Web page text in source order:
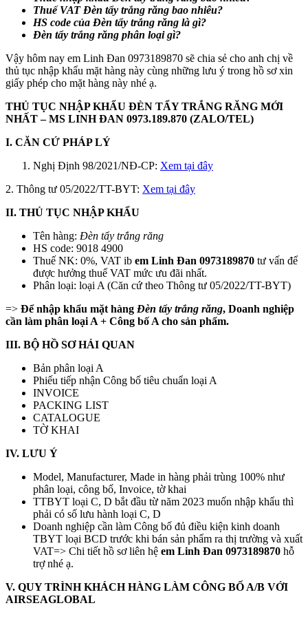
Thuế VAT Đèn tẩy trắng răng bao nhiêu?
HS code của Đèn tẩy trắng răng là gì?
Đèn tẩy trắng răng phân loại gì?
Vậy hôm nay em Linh Đan 0973189870 sẽ chia sẻ cho anh chị về
thủ tục nhập khẩu mặt hàng này cùng những lưu ý trong hồ sơ xin
giấy phép cho mặt hàng này nhé ạ.
THỦ TỤC NHẬP KHẨU ĐÈN TẨY TRẮNG RĂNG MỚI
NHẤT – MS LINH ĐAN 0973.189.870 (ZALO/TEL)
I. CĂN CỨ PHÁP LÝ
Nghị Định 98/2021/NĐ-CP: Xem tại đây
2. Thông tư 05/2022/TT-BYT: Xem tại đây
II. THỦ TỤC NHẬP KHẨU
Tên hàng: Đèn tẩy trắng răng
HS code: 9018 4900
Thuế NK: 0%, VAT ib em Linh Đan 0973189870 tư vấn để
được hưởng thuế VAT mức ưu đãi nhất.
Phân loại: loại A (Căn cứ theo Thông tư 05/2022/TT-BYT)
=> Để nhập khẩu mặt hàng Đèn tẩy trắng răng, Doanh nghiệp
cần làm phân loại A + Công bố A cho sản phẩm.
III. BỘ HỒ SƠ HẢI QUAN
Bản phân loại A
Phiếu tiếp nhận Công bố tiêu chuẩn loại A
INVOICE
PACKING LIST
CATALOGUE
TỜ KHAI
IV. LƯU Ý
Model, Manufacturer, Made in hàng phải trùng 100% như
phân loại, công bố, Invoice, tờ khai
TTBYT loại C, D bắt đầu từ năm 2023 muốn nhập khẩu thì
phải có số lưu hành loại C, D
Doanh nghiệp cần làm Công bố đủ điều kiện kinh doanh
TBYT loại BCD trước khi bán sản phẩm ra thị trường và xuất
VAT=> Chi tiết hồ sơ liên hệ em Linh Đan 0973189870 hỗ
trợ nhé ạ.
V. QUY TRÌNH KHÁCH HÀNG LÀM CÔNG BỐ A/B VỚI
AIRSEAGLOBAL